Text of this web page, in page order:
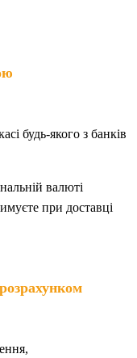
будь-якого з банків
валюті
при доставці